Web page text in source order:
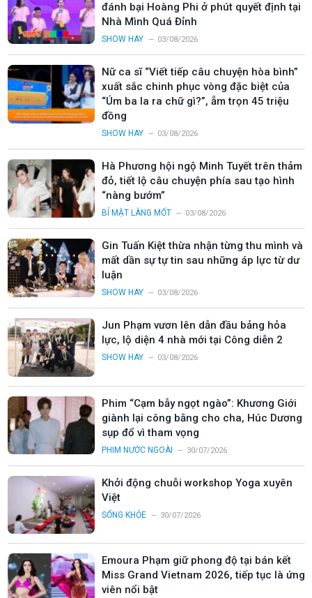
đánh bại Hoàng Phi ở phút quyết định tại
Nhà Mình Quá Đỉnh
SHOW HAY 03/08/2026
Nữ ca sĩ “Viết tiếp câu chuyện hòa bình”
xuất sắc chinh phục vòng đặc biệt của
“Úm ba la ra chữ gì?”, ẵm trọn 45 triệu
đồng
SHOW HAY 03/08/2026
Hà Phương hội ngộ Minh Tuyết trên thảm
đỏ, tiết lộ câu chuyện phía sau tạo hình
“nàng bướm”
BÍ MẬT LÀNG MỐT 03/08/2026
Gin Tuấn Kiệt thừa nhận từng thu mình và
mất dần sự tự tin sau những áp lực từ dư
luận
SHOW HAY 03/08/2026
Jun Phạm vươn lên dẫn đầu bảng hỏa
lực, lộ diện 4 nhà mới tại Công diễn 2
SHOW HAY 03/08/2026
Phim “Cạm bẫy ngọt ngào”: Khương Giới
giành lại công bằng cho cha, Húc Dương
sụp đổ vì tham vọng
PHIM NƯỚC NGOÀI 30/07/2026
Khởi động chuỗi workshop Yoga xuyên
Việt
SỐNG KHỎE 30/07/2026
Emoura Phạm giữ phong độ tại bán kết
Miss Grand Vietnam 2026, tiếp tục là ứng
viên nổi bật